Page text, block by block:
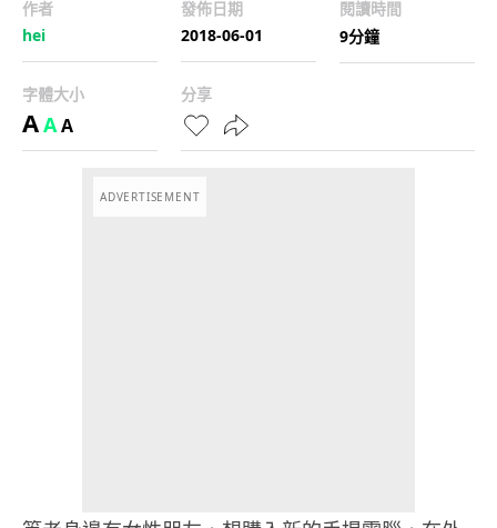
作者
hei
發佈日期
2018-06-01
閱讀時間
9分鐘
字體大小
AAA
分享
ADVERTISEMENT